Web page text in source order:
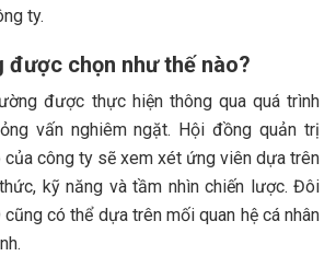
ty.
được chọn như thế nào?
được thực hiện thông qua quá trình
vấn nghiêm ngặt. Hội đồng quản trị
của công ty sẽ xem xét ứng viên dựa trên
kỹ năng và tầm nhìn chiến lược. Đôi
cũng có thể dựa trên mối quan hệ cá nhân